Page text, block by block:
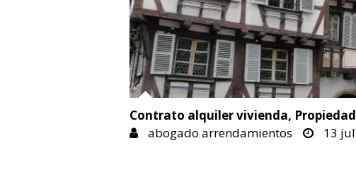
Contrato alquiler vivienda,
abogado arrendamientos
13